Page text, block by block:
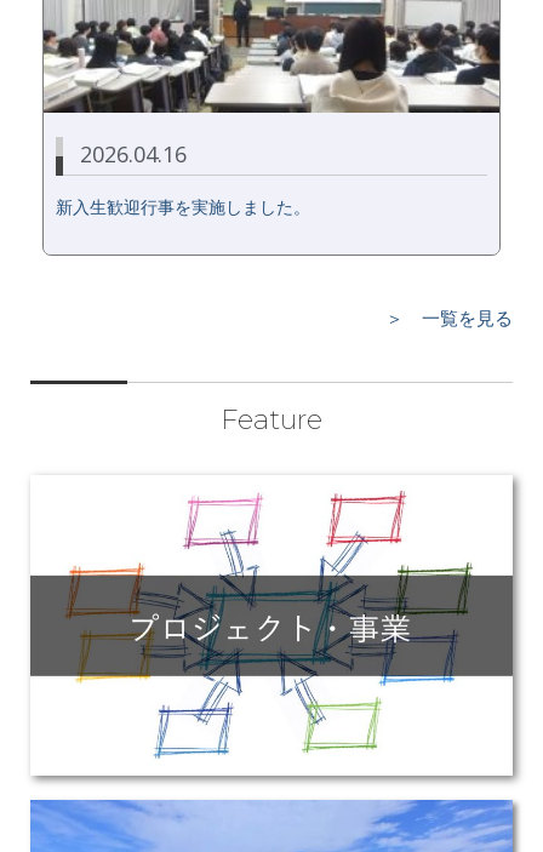
2026.04.16
新入生歓迎行事を実施しました。
＞ 一覧を見る
Feature